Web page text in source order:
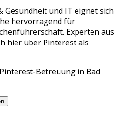
Gesundheit und IT eignet sich
hervorragend für
Experten aus
hier über Pinterest als
Pinterest-Betreuung in Bad